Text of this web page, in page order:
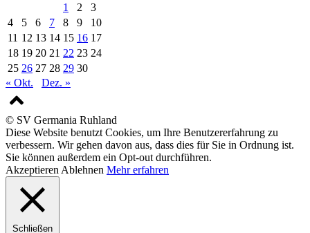
1
2
3
4
5 6 7 8 9
10
11 12 13 14 15 16 17
18 19 20 21 22 23 24
25 26 27 28 29 30
« Okt.
Dez. »
© SV Germania Ruhland
Diese Website benutzt Cookies, um Ihre Benutzererfahrung zu
verbessern. Wir gehen davon aus, dass dies für Sie in Ordnung ist.
Sie können außerdem ein Opt-out durchführen.
Akzeptieren Ablehnen Mehr erfahren
Schließen